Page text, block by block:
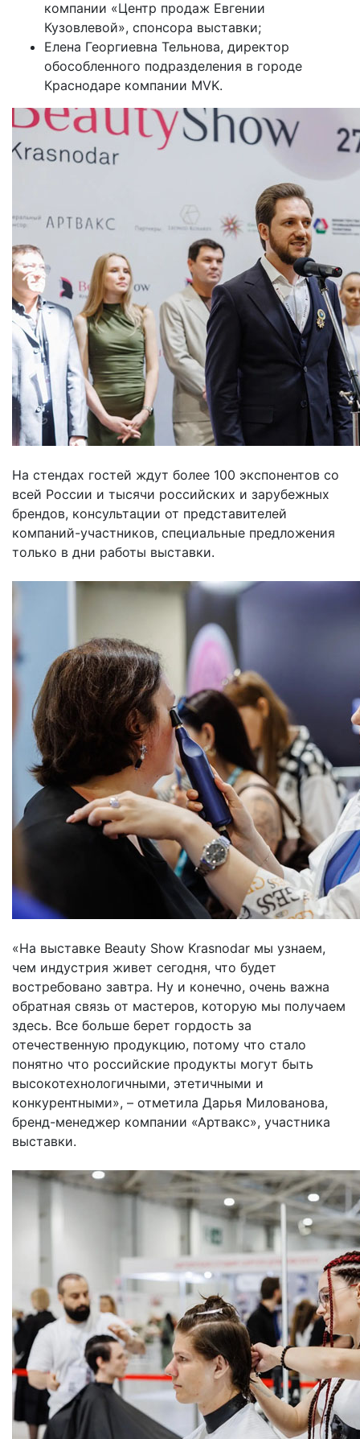
компании «Центр продаж Евгении
Кузовлевой», спонсора выставки;
Елена Георгиевна Тельнова, директор
обособленного подразделения в городе
Краснодаре компании MVK.
На стендах гостей ждут более 100 экспонентов со
всей России и тысячи российских и зарубежных
брендов, консультации от представителей
компаний-участников, специальные предложения
только в дни работы выставки.
«На выставке Beauty Show Krasnodar мы узнаем,
чем индустрия живет сегодня, что будет
востребовано завтра. Ну и конечно, очень важна
обратная связь от мастеров, которую мы получаем
здесь. Все больше берет гордость за
отечественную продукцию, потому что стало
понятно что российские продукты могут быть
высокотехнологичными, этетичными и
конкурентными», – отметила Дарья Милованова,
бренд-менеджер компании «Артвакс», участника
выставки.